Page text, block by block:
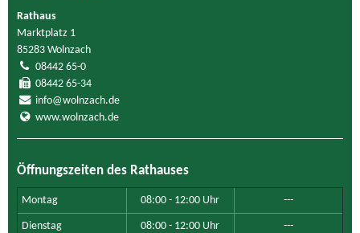
Rathaus
Marktplatz 1
85283 Wolnzach
08442 65-0
08442 65-34
info@wolnzach.de
www.wolnzach.de
Öffnungszeiten des Rathauses
Montag 08:00 - 12:00 Uhr ---
Dienstag 08:00 - 12:00 Uhr ---